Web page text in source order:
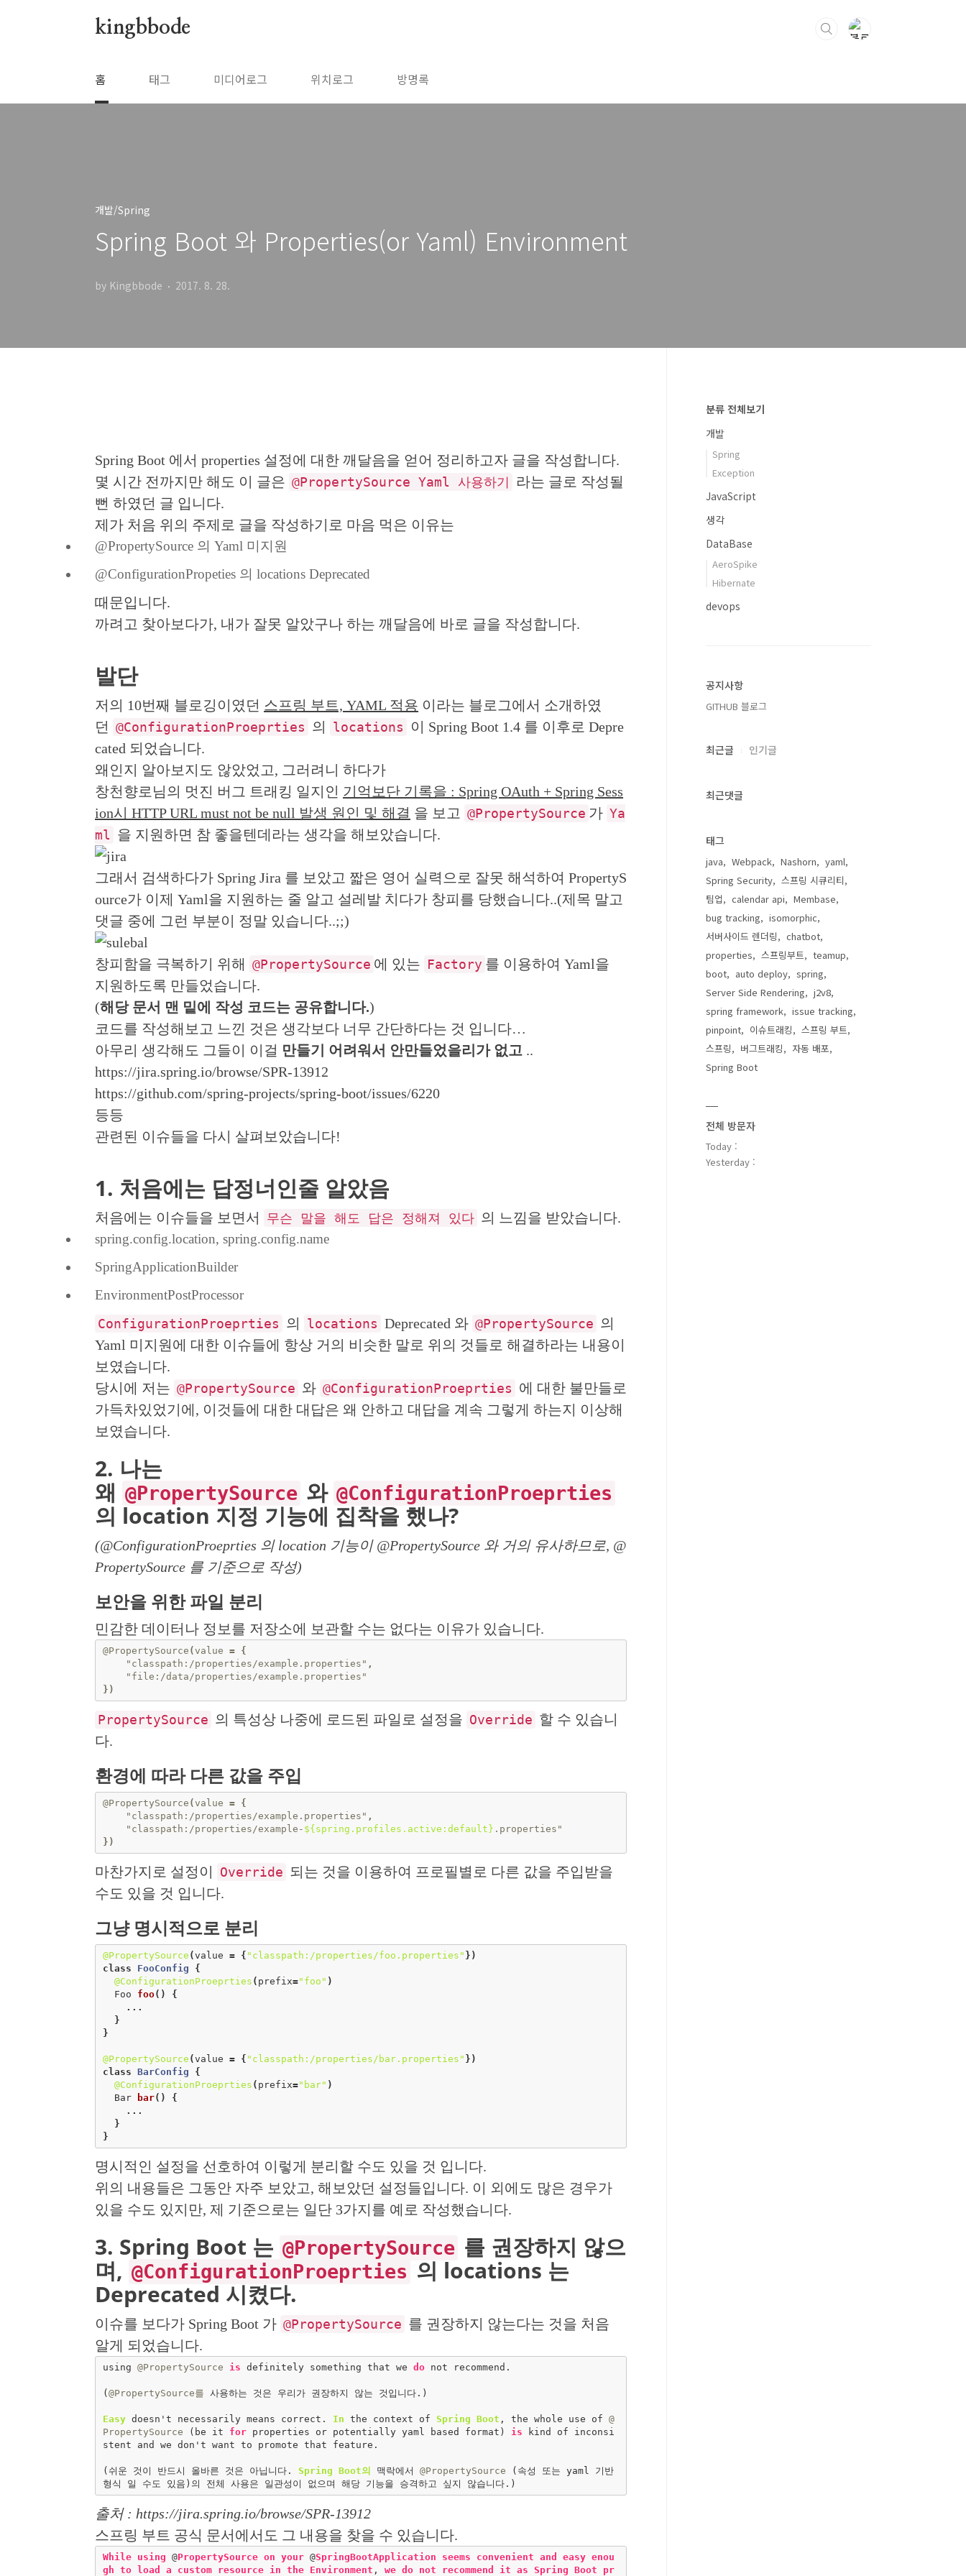
kingbbode
홈 태그 미디어로그 위치로그 방명록
개발/Spring
Spring Boot 와 Properties(or Yaml) Environment
by Kingbbode 2017. 8. 28.
Spring Boot 에서 properties 설정에 대한 깨달음을 얻어 정리하고자 글을 작성합니다.
몇 시간 전까지만 해도 이 글은 @PropertySource Yaml 사용하기
라는 글로 작성될
뻔 하였던 글 입니다.
제가 처음 위의 주제로 글을 작성하기로 마음 먹은 이유는
@PropertySource 의 Yaml 미지원
@ConfigurationPropeties 의 locations Deprecated
때문입니다.
까려고 찾아보다가, 내가 잘못 알았구나 하는 깨달음에 바로 글을 작성합니다.
발단
저의 10번째 블로깅이였던 스프링 부트, YAML 적용 이라는 블로그에서 소개하였
던 @ConfigurationProeprties 의 locations
이 Spring Boot 1.4 를 이후로 Depre
cated 되었습니다.
왜인지 알아보지도 않았었고, 그러려니 하다가
창천향로님의 멋진 버그 트래킹 일지인 기억보단 기록을 : Spring OAuth + Spring Sess
ion시 HTTP URL must not be null 발생 원인 및 해결 을 보고 @PropertySource 가 Ya
ml 을 지원하면 참 좋을텐데라는 생각을 해보았습니다.
그래서 검색하다가 Spring Jira 를 보았고 짧은 영어 실력으로 잘못 해석하여 PropertyS
ource가 이제 Yaml을 지원하는 줄 알고 설레발 치다가 창피를 당했습니다..(제목 말고
댓글 중에 그런 부분이 정말 있습니다..;;)
창피함을 극복하기 위해 @PropertySource 에 있는 Factory 를 이용하여 Yaml을
지원하도록 만들었습니다.
(해당 문서 맨 밑에 작성 코드는 공유합니다.)
코드를 작성해보고 느낀 것은 생각보다 너무 간단하다는 것 입니다…
아무리 생각해도 그들이 이걸 만들기 어려워서 안만들었을리가 없고 ..
https://jira.spring.io/browse/SPR-13912
https://github.com/spring-projects/spring-boot/issues/6220
등등
관련된 이슈들을 다시 살펴보았습니다!
1. 처음에는 답정너인줄 알았음
처음에는 이슈들을 보면서 무슨 말을 해도 답은 정해져 있다 의 느낌을 받았습니다.
spring.config.location, spring.config.name
SpringApplicationBuilder
EnvironmentPostProcessor
ConfigurationProeprties 의 locations Deprecated 와 @PropertySource 의
Yaml 미지원에 대한 이슈들에 항상 거의 비슷한 말로 위의 것들로 해결하라는 내용이
보였습니다.
당시에 저는 @PropertySource 와 @ConfigurationProeprties 에 대한 불만들로
가득차있었기에, 이것들에 대한 대답은 왜 안하고 대답을 계속 그렇게 하는지 이상해
보였습니다.
2. 나는
왜 @PropertySource 와 @ConfigurationProeprties
의 location 지정 기능에 집착을 했나?
(@ConfigurationProeprties 의 location 기능이 @PropertySource 와 거의 유사하므로, @
PropertySource 를 기준으로 작성)
보안을 위한 파일 분리
민감한 데이터나 정보를 저장소에 보관할 수는 없다는 이유가 있습니다.
@PropertySource (value = {
"classpath:/properties/example.properties" ,
"file:/data/properties/example.properties"
})
PropertySource 의 특성상 나중에 로드된 파일로 설정을 Override 할 수 있습니
다.
환경에 따라 다른 값을 주입
@PropertySource (value = {
"classpath:/properties/example.properties" ,
"classpath:/properties/example- ${spring.profiles.active:default} .properties"
})
마찬가지로 설정이 Override 되는 것을 이용하여 프로필별로 다른 값을 주입받을
수도 있을 것 입니다.
그냥 명시적으로 분리
@PropertySource (value = { "classpath:/properties/foo.properties" })
class
FooConfig
{
@ConfigurationProeprties ( prefix="foo" )
Foo
foo()
{
...
}
}
@PropertySource (value = { "classpath:/properties/bar.properties" })
class BarConfig
{
@ConfigurationProeprties ( prefix="bar" )
Bar
bar()
{
...
}
}
명시적인 설정을 선호하여 이렇게 분리할 수도 있을 것 입니다.
위의 내용들은 그동안 자주 보았고, 해보았던 설정들입니다. 이 외에도 많은 경우가
있을 수도 있지만, 제 기준으로는 일단 3가지를 예로 작성했습니다.
3. Spring Boot 는 @PropertySource 를 권장하지 않으
며, @ConfigurationProeprties 의 locations 는
Deprecated 시켰다.
이슈를 보다가 Spring Boot 가 @PropertySource 를 권장하지 않는다는 것을 처음
알게 되었습니다.
using @PropertySource is definitely something that we do not recommend.
( @PropertySource를 사용하는 것은 우리가 권장하지 않는 것입니다.)
Easy doesn't necessarily means correct. In the context of Spring Boot , the whole use of @
PropertySource (be it for properties or potentially yaml based format) is kind of inconsi
stent and we don't want to promote that feature.
(쉬운 것이 반드시 올바른 것은 아닙니다. Spring Boot의 맥락에서 @PropertySource (속성 또는 yaml 기반
출처 : https://jira.spring.io/browse/SPR-13912
스프링 부트 공식 문서에서도 그 내용을 찾을 수 있습니다.
While using @PropertySource on your @SpringBootApplication seems convenient and easy enou
gh to load a custom resource in the Environment , we do not recommend it as Spring Boot pr
분류 전체보기
개발
Spring
Exception
JavaScript
생각
DataBase
AeroSpike
Hibernate
devops
공지사항
GITHUB 블로그
최근글 인기글
최근댓글
태그
java Webpack Nashorn
yaml
Spring Security
스프링 시큐리티
팀업
calendar api
Membase
bug tracking
isomorphic
서버사이드 렌더링
chatbot
properties
스프링부트
teamup
boot
auto deploy
spring
Server Side Rendering
j2v8
spring framework
issue tracking
pinpoint
이슈트래킹
스프링 부트
스프링
버그트래킹
자동 배포
Spring Boot
전체 방문자
Today :
Yesterday :